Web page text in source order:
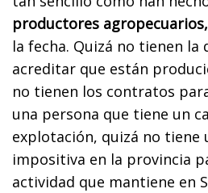
productores agropecuarios,
la fecha. Quizá no tienen
acreditar que están
no tienen los contratos
una persona que tiene un
explotación, quizá no tiene
impositiva en la provincia
actividad que mantiene en